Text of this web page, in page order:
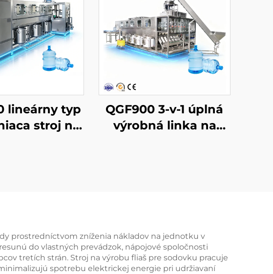
lineárny typ
stroj na
QGF900 3-v-1 úplná
výrobná linka na
prostredníctvom zníženia nákladov na jednotku v
do vlastných prevádzok, nápojové spoločnosti
tretích strán. Stroj na výrobu fliaš pre sodovku pracuje
spotrebu elektrickej energie pri udržiavaní